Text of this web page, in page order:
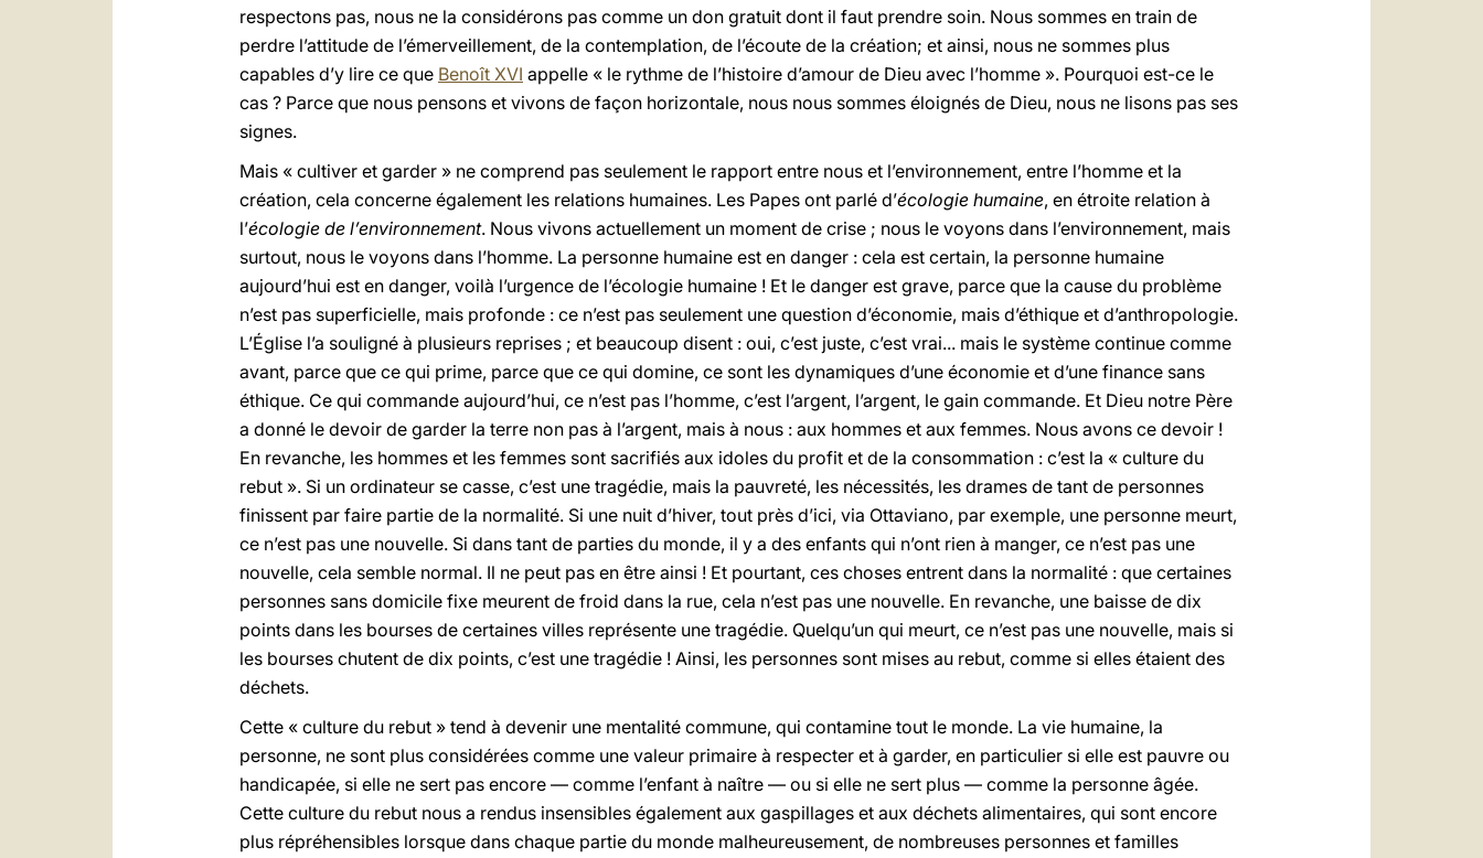
respectons pas, nous ne la considérons pas comme un don gratuit dont il faut prendre soin. Nous sommes en train de
perdre l’attitude de l’émerveillement, de la contemplation, de l’écoute de la création; et ainsi, nous ne sommes plus
capables d’y lire ce que Benoît XVI appelle « le rythme de l’histoire d’amour de Dieu avec l’homme ». Pourquoi est-ce le
cas ? Parce que nous pensons et vivons de façon horizontale, nous nous sommes éloignés de Dieu, nous ne lisons pas ses
signes.
Mais « cultiver et garder » ne comprend pas seulement le rapport entre nous et l’environnement, entre l’homme et la
création, cela concerne également les relations humaines. Les Papes ont parlé d’écologie humaine, en étroite relation à
l’écologie de l’environnement. Nous vivons actuellement un moment de crise ; nous le voyons dans l’environnement, mais
surtout, nous le voyons dans l’homme. La personne humaine est en danger : cela est certain, la personne humaine
aujourd’hui est en danger, voilà l’urgence de l’écologie humaine ! Et le danger est grave, parce que la cause du problème
n’est pas superficielle, mais profonde : ce n’est pas seulement une question d’économie, mais d’éthique et d’anthropologie.
L’Église l’a souligné à plusieurs reprises ; et beaucoup disent : oui, c’est juste, c’est vrai... mais le système continue comme
avant, parce que ce qui prime, parce que ce qui domine, ce sont les dynamiques d’une économie et d’une finance sans
éthique. Ce qui commande aujourd’hui, ce n’est pas l’homme, c’est l’argent, l’argent, le gain commande. Et Dieu notre Père
a donné le devoir de garder la terre non pas à l’argent, mais à nous : aux hommes et aux femmes. Nous avons ce devoir !
En revanche, les hommes et les femmes sont sacrifiés aux idoles du profit et de la consommation : c’est la « culture du
rebut ». Si un ordinateur se casse, c’est une tragédie, mais la pauvreté, les nécessités, les drames de tant de personnes
finissent par faire partie de la normalité. Si une nuit d’hiver, tout près d’ici, via Ottaviano, par exemple, une personne meurt,
ce n’est pas une nouvelle. Si dans tant de parties du monde, il y a des enfants qui n’ont rien à manger, ce n’est pas une
nouvelle, cela semble normal. Il ne peut pas en être ainsi ! Et pourtant, ces choses entrent dans la normalité : que certaines
personnes sans domicile fixe meurent de froid dans la rue, cela n’est pas une nouvelle. En revanche, une baisse de dix
points dans les bourses de certaines villes représente une tragédie. Quelqu’un qui meurt, ce n’est pas une nouvelle, mais si
les bourses chutent de dix points, c’est une tragédie ! Ainsi, les personnes sont mises au rebut, comme si elles étaient des
déchets.
Cette « culture du rebut » tend à devenir une mentalité commune, qui contamine tout le monde. La vie humaine, la
personne, ne sont plus considérées comme une valeur primaire à respecter et à garder, en particulier si elle est pauvre ou
handicapée, si elle ne sert pas encore — comme l’enfant à naître — ou si elle ne sert plus — comme la personne âgée.
Cette culture du rebut nous a rendus insensibles également aux gaspillages et aux déchets alimentaires, qui sont encore
plus répréhensibles lorsque dans chaque partie du monde malheureusement, de nombreuses personnes et familles